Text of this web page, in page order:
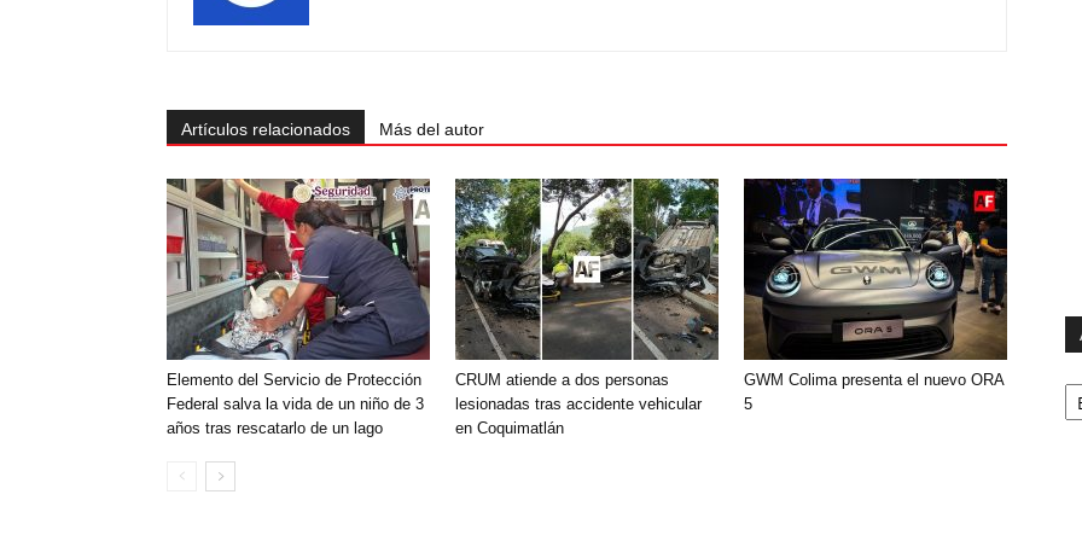
Artículos relacionados Más del autor
Elemento del Servicio de Protección
Federal salva la vida de un niño de 3
años tras rescatarlo de un lago
CRUM atiende a dos personas
lesionadas tras accidente vehicular
en Coquimatlán
GWM Colima presenta el nuevo ORA
5